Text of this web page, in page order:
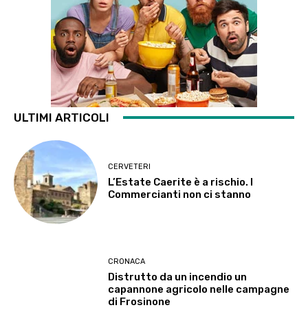
ULTIMI ARTICOLI
CERVETERI
L’Estate Caerite è a rischio. I
Commercianti non ci stanno
CRONACA
Distrutto da un incendio un
capannone agricolo nelle campagne
di Frosinone